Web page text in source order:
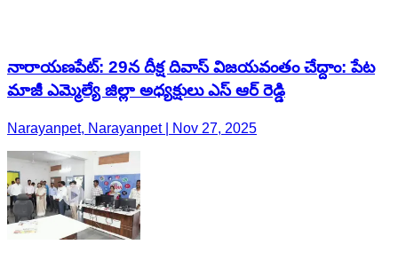
నారాయణపేట్: 29న దీక్ష దివాస్ విజయవంతం చేద్దాం: పేట
మాజీ ఎమ్మెల్యే జిల్లా అధ్యక్షులు ఎస్ ఆర్ రెడ్డి
Narayanpet, Narayanpet | Nov 27, 2025